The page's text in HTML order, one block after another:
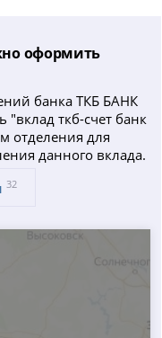
оформить
банка ТКБ БАНК
"вклад ткб-счет банк
отделения для
данного вклада.
32